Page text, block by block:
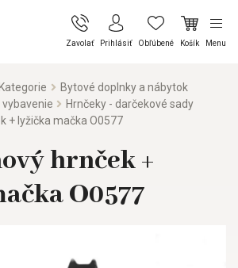
Zavolať Prihlásiť Obľúbené Košík Menu
Kategorie
Bytové doplnky a nábytok
vybavenie
Hrnčeky - darčekové sady
+ lyžička mačka O0577
hrnček +
O0577